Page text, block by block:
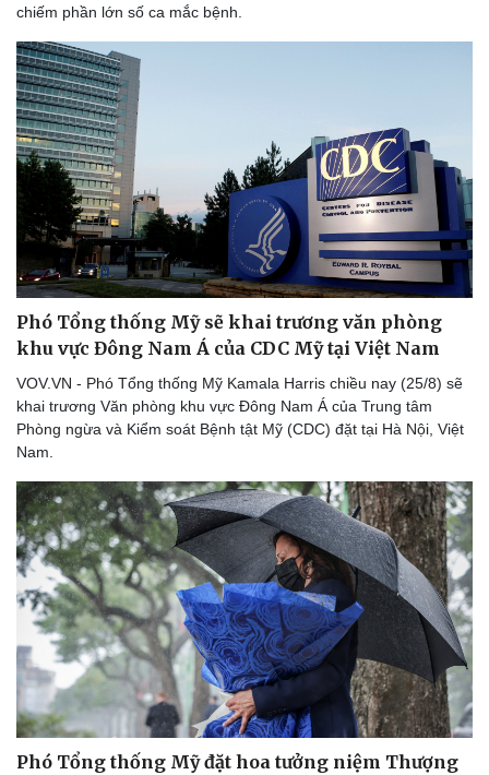
chiếm phần lớn số ca mắc bệnh.
Phó Tổng thống Mỹ sẽ khai trương văn phòng
khu vực Đông Nam Á của CDC Mỹ tại Việt Nam
VOV.VN - Phó Tổng thống Mỹ Kamala Harris chiều nay (25/8) sẽ
khai trương Văn phòng khu vực Đông Nam Á của Trung tâm
Phòng ngừa và Kiểm soát Bệnh tật Mỹ (CDC) đặt tại Hà Nội, Việt
Nam.
Phó Tổng thống Mỹ đặt hoa tưởng niệm Thượng